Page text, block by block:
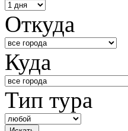
Откуда
Куда
Тип тура